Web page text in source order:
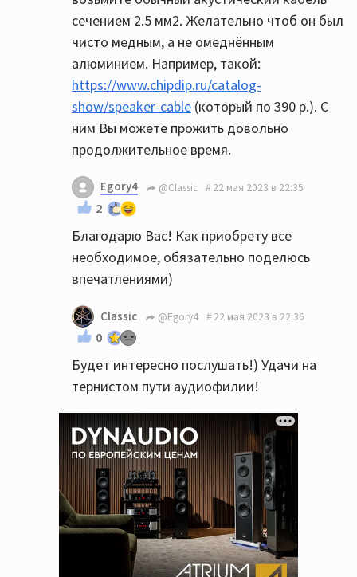
сечением 2.5 мм2. Желательно чтоб он был
чисто медным, а не омеднённым
алюминием. Например, такой:
https://www.chipdip.ru/catalog-
show/speaker-cable (который по 390 р.). С
ним Вы можете прожить довольно
продолжительное время.
Egory4 @Classic 22 мая 2023 в 22:35
2
Благодарю Вас! Как приобрету все
необходимое, обязательно поделюсь
впечатлениями)
Classic @Egory4 22 мая 2023 в 22:36
0
Будет интересно послушать!) Удачи на
тернистом пути аудиофилии!